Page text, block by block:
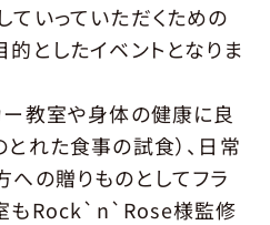
ていっていただくための
としたイベントとなりま
ー教室や身体の健康に良
れた食事の試食）、日常
への贈りものとしてフラ
もRock`n`Rose様監修